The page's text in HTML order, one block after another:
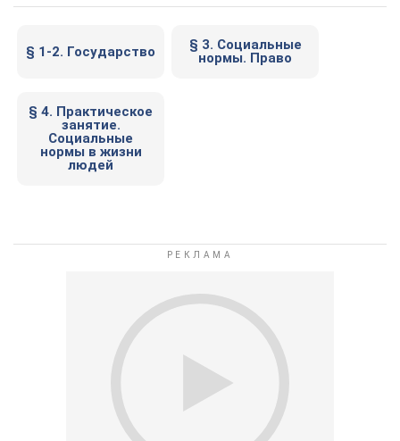
§ 1-2. Государство
§ 3. Социальные
нормы. Право
§ 4. Практическое
занятие.
Социальные
нормы в жизни
людей